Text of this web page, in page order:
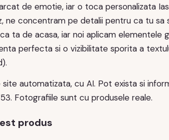
de emotie, iar o toca personalizata
ne concentram pe detalii pentru ca tu
ta de acasa, iar noi aplicam elementele
perfecta si o vizibilitate sporita a
automatizata, cu AI. Pot exista si
Fotografiile sunt cu produsele reale.
produs